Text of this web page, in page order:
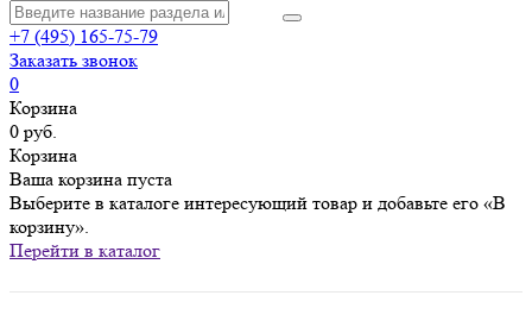
+7 (495) 165-75-79
Заказать звонок
0
Корзина
0 руб.
Корзина
Ваша корзина пуста
Выберите в каталоге интересующий товар и добавьте его «В
корзину».
Перейти в каталог